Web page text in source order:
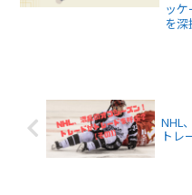
ッ
を
NHL
トレ